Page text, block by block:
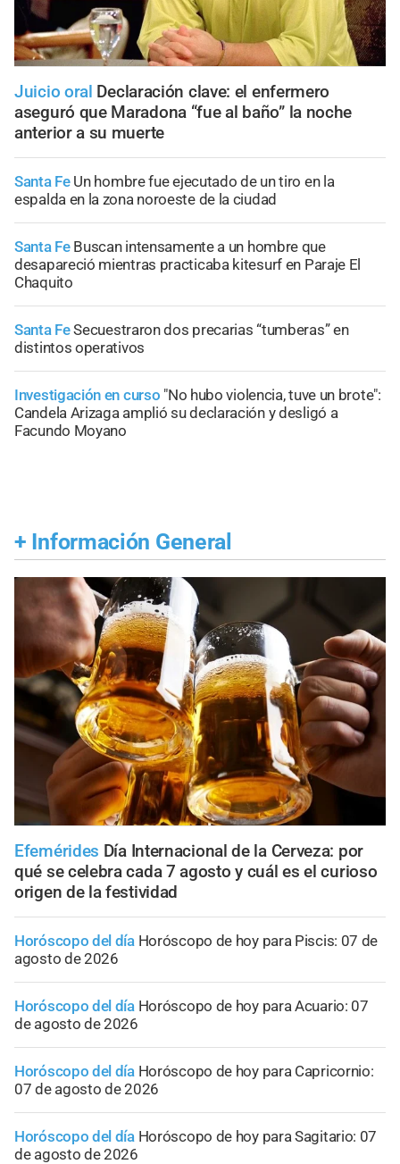
Juicio oral Declaración clave: el enfermero
aseguró que Maradona “fue al baño” la noche
anterior a su muerte
Santa Fe Un hombre fue ejecutado de un tiro en la
espalda en la zona noroeste de la ciudad
Santa Fe Buscan intensamente a un hombre que
desapareció mientras practicaba kitesurf en Paraje El
Chaquito
Santa FeSecuestraron dos precarias “tumberas” en
distintos operativos
Investigación en curso "No hubo violencia, tuve un brote":
Candela Arizaga amplió su declaración y desligó a
Facundo Moyano
+ Información General
Efemérides Día Internacional de la Cerveza: por
qué se celebra cada 7 agosto y cuál es el curioso
origen de la festividad
Horóscopo del día Horóscopo de hoy para Piscis: 07 de
agosto de 2026
Horóscopo del día Horóscopo de hoy para Acuario: 07
de agosto de 2026
Horóscopo del día Horóscopo de hoy para Capricornio:
07 de agosto de 2026
Horóscopo del día Horóscopo de hoy para Sagitario: 07
de agosto de 2026